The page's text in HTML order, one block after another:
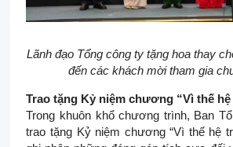
Lãnh đạo Tổng công ty tặng hoa thay
đến các khách mời tham gia
Trao tặng Kỷ niệm chương “Vì thế hệ
Trong khuôn khổ chương trình, Ban
trao tặng Kỷ niệm chương “Vì thế hệ